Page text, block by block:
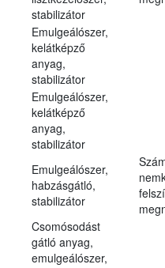
stabilizátor
Emulgeálószer,
kelátképző
anyag,
stabilizátor
Emulgeálószer,
kelátképző
anyag,
stabilizátor
Emulgeálószer,
habzásgátló,
stabilizátor
Csomósodást
gátló anyag,
emulgeálószer,